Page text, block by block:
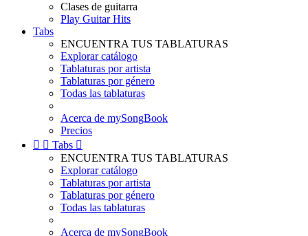
Clases de guitarra
Play Guitar Hits
Tabs
ENCUENTRA TUS TABLATURAS
Explorar catálogo
Tablaturas por artista
Tablaturas por género
Todas las tablaturas
Acerca de mySongBook
Precios
  Tabs 
ENCUENTRA TUS TABLATURAS
Explorar catálogo
Tablaturas por artista
Tablaturas por género
Todas las tablaturas
Acerca de mySongBook